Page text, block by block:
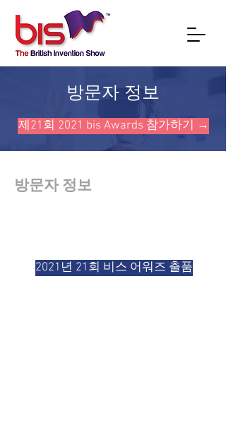
방문자 정보
제21회 2021 bis Awards 참가하기 →
방문자 정보
2021년 21회 비스 어워즈 출품